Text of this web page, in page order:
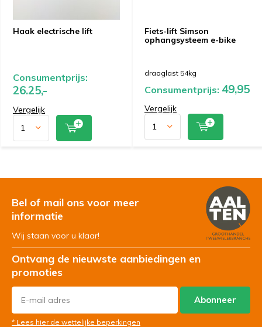
Haak electrische lift
Consumentprijs:
26.25,-
Vergelijk
Fiets-lift Simson
ophangsysteem e-bike
draaglast 54kg
Consumentprijs: 49,95
Vergelijk
Bel of mail ons voor meer
informatie
Wij staan voor u klaar!
Ontvang de nieuwste aanbiedingen en
promoties
Abonneer
* Lees hier de wettelijke beperkingen